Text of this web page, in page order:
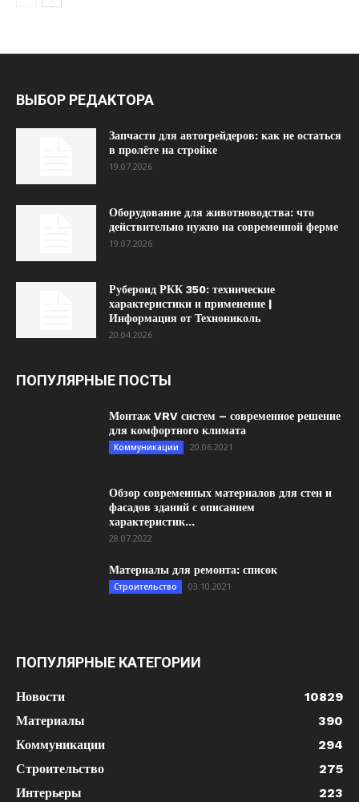
ВЫБОР РЕДАКТОРА
Запчасти для автогрейдеров: как не остаться
в пролёте на стройке
19.07.2026
Оборудование для животноводства: что
действительно нужно на современной ферме
19.07.2026
Рубероид РКК 350: технические
характеристики и применение |
Информация от Технониколь
20.04.2026
ПОПУЛЯРНЫЕ ПОСТЫ
Монтаж VRV систем – современное решение
для комфортного климата
Коммуникации 20.06.2021
Обзор современных материалов для стен и
фасадов зданий с описанием
характеристик...
28.07.2022
Материалы для ремонта: список
Строительство 03.10.2021
ПОПУЛЯРНЫЕ КАТЕГОРИИ
Новости
10829
Материалы
390
Коммуникации
294
Строительство
275
Интерьеры
223